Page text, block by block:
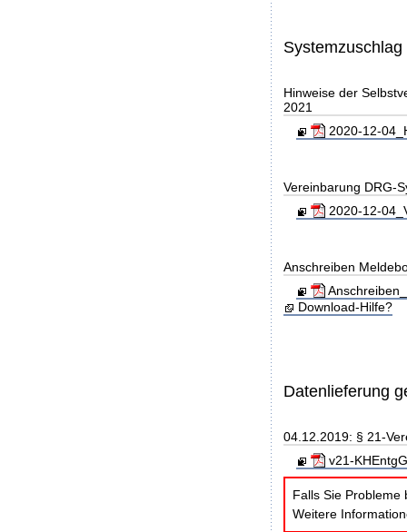
Systemzuschlag
Hinweise der
2021
2020-12-
Vereinbarung DRG-
2020-12-
Anschreiben
Download-Hilfe?
Datenlieferung
04.12.2019: § 21-
v21-
Falls Sie Probleme
Weitere